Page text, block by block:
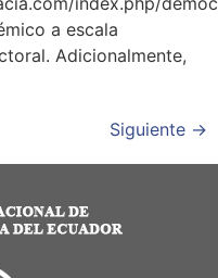
a escala
Adicionalmente,
Siguiente →